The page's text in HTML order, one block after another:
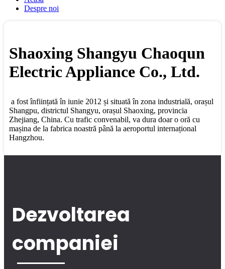
Despre noi
Shaoxing Shangyu Chaoqun
Electric Appliance Co., Ltd.
a fost înființată în iunie 2012 și situată în zona industrială, orașul
Shangpu, districtul Shangyu, orașul Shaoxing, provincia
Zhejiang, China. Cu trafic convenabil, va dura doar o oră cu
mașina de la fabrica noastră până la aeroportul internațional
Hangzhou.
Dezvoltarea
companiei